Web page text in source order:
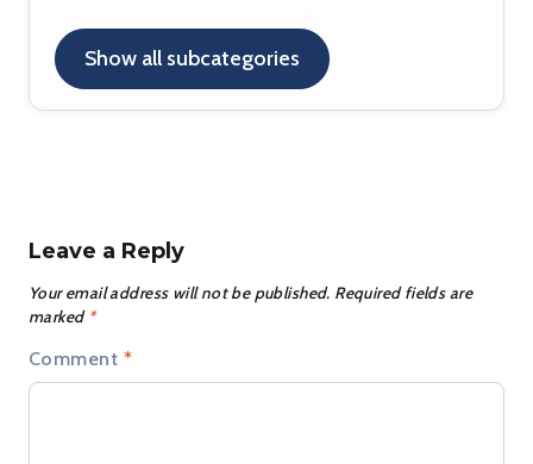
Show all subcategories
Leave a Reply
Your email address will not be published. Required fields are
marked *
Comment *